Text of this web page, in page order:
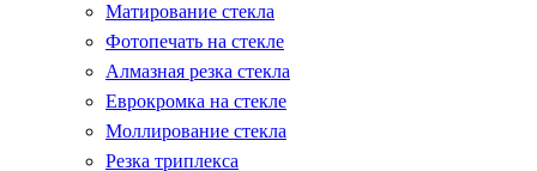
Матирование стекла
Фотопечать на стекле
Алмазная резка стекла
Еврокромка на стекле
Моллирование стекла
Резка триплекса